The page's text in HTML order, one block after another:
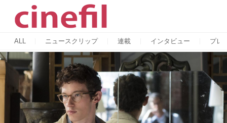
ALL ニュースクリップ 連載 インタビュー プレ